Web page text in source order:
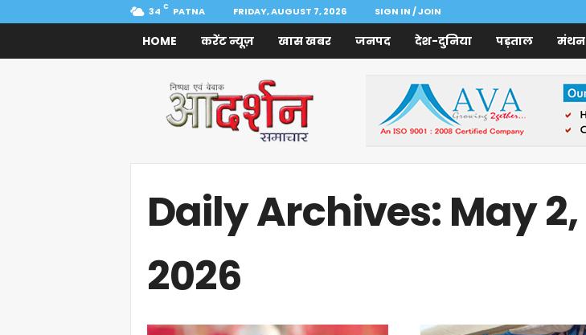
34 C PATNA FRIDAY, AUGUST 7, 2026 SIGN IN / JOIN
HOME करेंट न्यूज़ खास खबर जनपद देश-दुनिया पड़ताल मंथन
Samachar
Daily Archives: May 2,
2026